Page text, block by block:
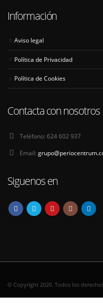
Información
Aviso legal
Política de Privacidad
Política de Cookies
Contacta con nosotros
Teléfono: 624 602 937
Email:
Siguenos en
© Copyright 2020. Todos los